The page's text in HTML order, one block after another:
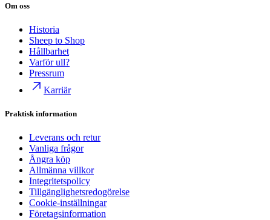
Om oss
Historia
Sheep to Shop
Hållbarhet
Varför ull?
Pressrum
Karriär
Praktisk information
Leverans och retur
Vanliga frågor
Ångra köp
Allmänna villkor
Integritetspolicy
Tillgänglighetsredogörelse
Cookie-inställningar
Företagsinformation